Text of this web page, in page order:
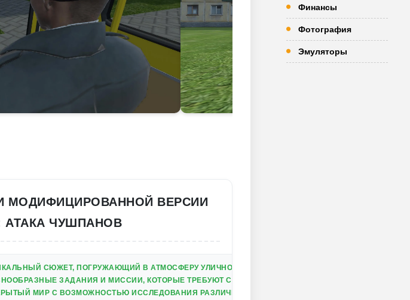
МОДИФИЦИРОВАННОЙ ВЕРСИИ
ЧУШПАНОВ
СЮЖЕТ, ПОГРУЖАЮЩИЙ В АТМОСФЕРУ УЛИЧНОЙ ЖИЗНИ.
ЗАДАНИЯ И МИССИИ, КОТОРЫЕ ТРЕБУЮТ СТРАТЕГИИ И СМЕКАЛКИ.
МИР С ВОЗМОЖНОСТЬЮ ИССЛЕДОВАНИЯ РАЗЛИЧНЫХ ЛОКАЦИЙ.
Финансы
Фотография
Эмуляторы